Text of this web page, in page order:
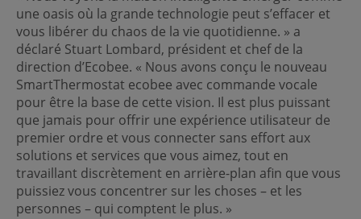
une oasis où la grande technologie peut s’effacer et
vous libérer du chaos de la vie quotidienne. » a
déclaré Stuart Lombard, président et chef de la
direction d’Ecobee. « Nous avons conçu le nouveau
SmartThermostat ecobee avec commande vocale
pour être la base de cette vision. Il est plus puissant
que jamais pour offrir une expérience utilisateur de
premier ordre et vous connecter sans effort aux
solutions et services que vous aimez, tout en
travaillant discrètement en arrière-plan afin que vous
puissiez vous concentrer sur les choses – et les
personnes – qui comptent le plus. »